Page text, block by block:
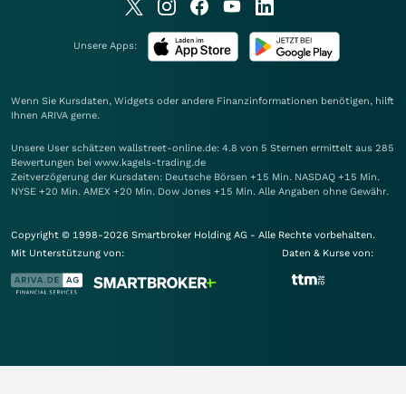
Unsere Apps:
Wenn Sie Kursdaten, Widgets oder andere Finanzinformationen benötigen, hilft
Ihnen ARIVA gerne.
Unsere User schätzen wallstreet-online.de: 4.8 von 5 Sternen ermittelt aus 285
Bewertungen bei www.kagels-trading.de
Zeitverzögerung der Kursdaten: Deutsche Börsen +15 Min. NASDAQ +15 Min.
NYSE +20 Min. AMEX +20 Min. Dow Jones +15 Min. Alle Angaben ohne Gewähr.
Copyright © 1998-2026 Smartbroker Holding AG - Alle Rechte vorbehalten.
Mit Unterstützung von:
Daten & Kurse von: